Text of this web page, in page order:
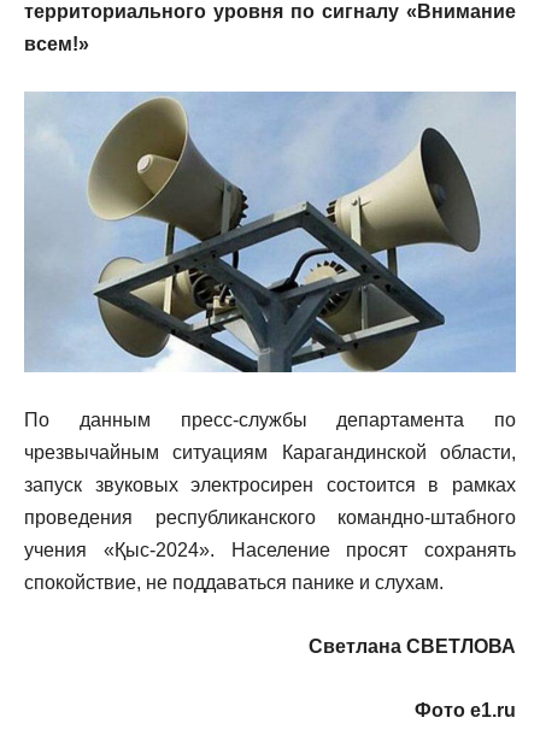
территориального уровня по сигналу «Внимание
всем!»
По данным пресс-службы департамента по
чрезвычайным ситуациям Карагандинской области,
запуск звуковых электросирен состоится в рамках
проведения республиканского командно-штабного
учения «Қыс-2024». Население просят сохранять
спокойствие, не поддаваться панике и слухам.
Светлана СВЕТЛОВА
Фото e1.ru